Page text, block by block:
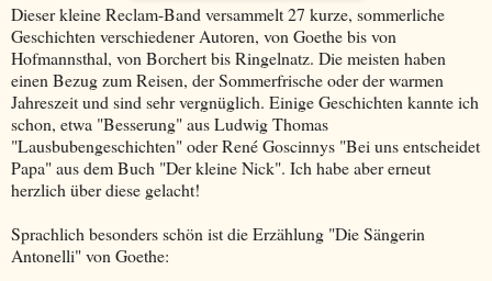
Dieser kleine Reclam-Band versammelt 27 kurze, sommerliche
Geschichten verschiedener Autoren, von Goethe bis von
Hofmannsthal, von Borchert bis Ringelnatz. Die meisten haben
einen Bezug zum Reisen, der Sommerfrische oder der warmen
Jahreszeit und sind sehr vergnüglich. Einige Geschichten kannte ich
schon, etwa "Besserung" aus Ludwig Thomas
"Lausbubengeschichten" oder René Goscinnys "Bei uns entscheidet
Papa" aus dem Buch "Der kleine Nick". Ich habe aber erneut
herzlich über diese gelacht!
Sprachlich besonders schön ist die Erzählung "Die Sängerin
Antonelli" von Goethe: